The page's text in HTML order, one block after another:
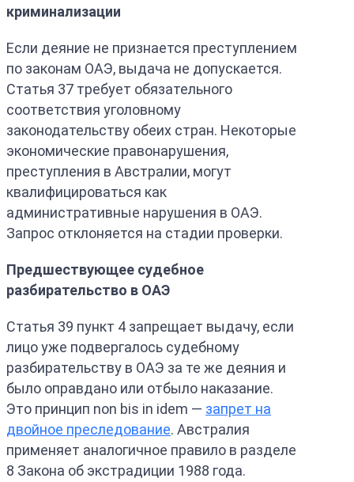
криминализации
Если деяние не признается преступлением
по законам ОАЭ, выдача не допускается.
Статья 37 требует обязательного
соответствия уголовному
законодательству обеих стран. Некоторые
экономические правонарушения,
преступления в Австралии, могут
квалифицироваться как
административные нарушения в ОАЭ.
Запрос отклоняется на стадии проверки.
Предшествующее судебное
разбирательство в ОАЭ
Статья 39 пункт 4 запрещает выдачу, если
лицо уже подвергалось судебному
разбирательству в ОАЭ за те же деяния и
было оправдано или отбыло наказание.
Это принцип non bis in idem — запрет на
двойное преследование. Австралия
применяет аналогичное правило в разделе
8 Закона об экстрадиции 1988 года.